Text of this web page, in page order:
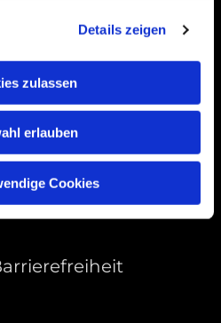
Details zeigen
zulassen
erlauben
Cookies
Marketing-Cookies,